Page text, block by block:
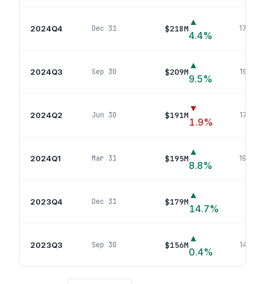
2024Q4 Dec 31 $218M
▲
4.4%
177
2024Q3 Sep 30 $209M
▲
9.5%
195
2024Q2 Jun 30 $191M
▼
1.9%
177
2024Q1 Mar 31 $195M
▲
8.8%
197
2023Q4 Dec 31 $179M
▲
14.7%
2023Q3 Sep 30 $156M
▲
0.4%
148